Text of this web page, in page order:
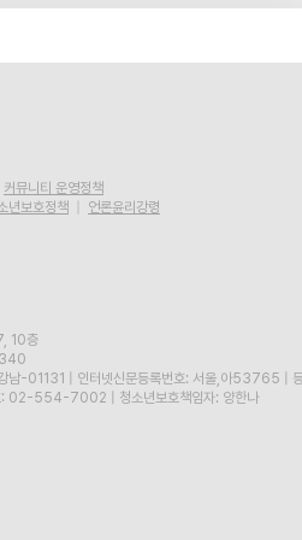
커뮤니티 운영정책
년보호정책
언론윤리강령
10층
남-01131
인터넷신문등록번호: 서울,아53765
: 02-554-7002 청소년보호책임자: 양한나